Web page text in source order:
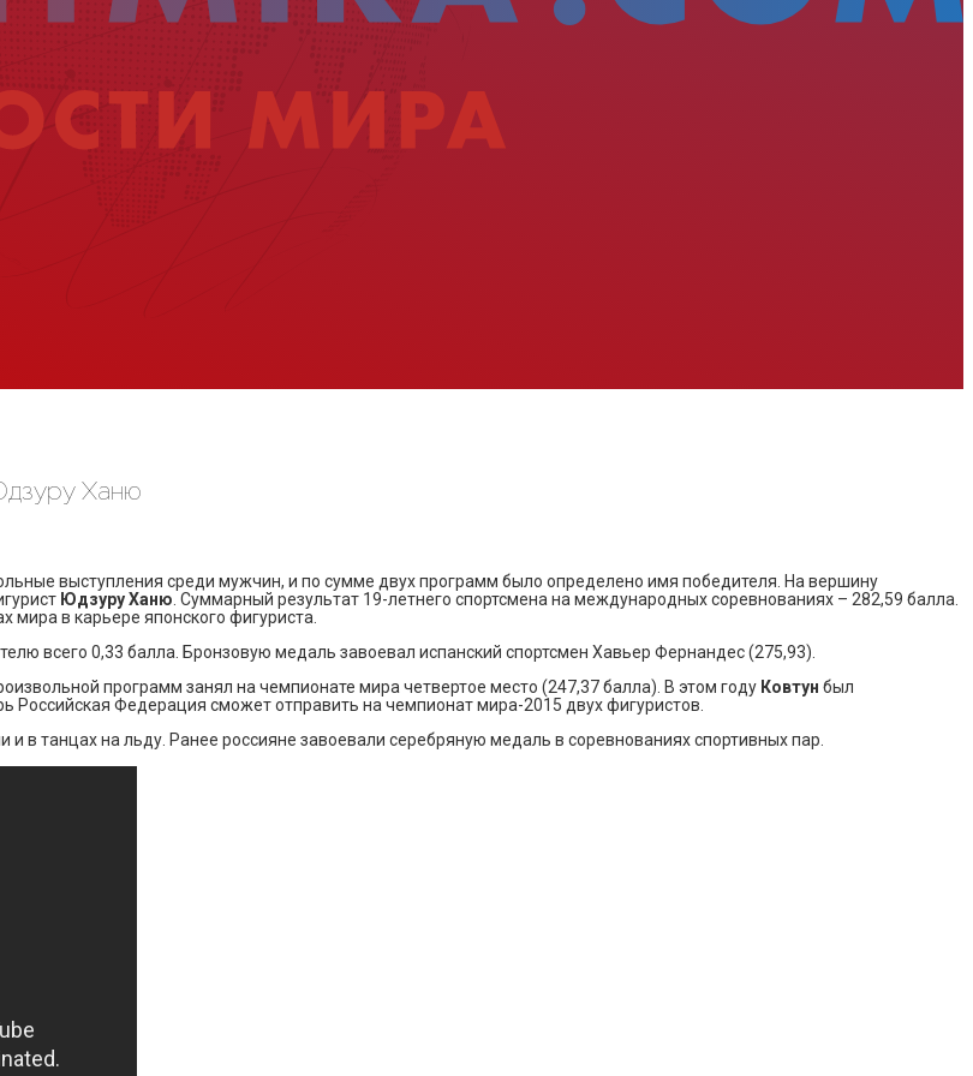
Ханю
выступления среди мужчин, и по сумме двух программ было определено имя победителя. На вершину
Юдзуру Ханю . Суммарный результат 19-летнего спортсмена на международных соревнованиях – 282,59 балла.
в карьере японского фигуриста.
всего 0,33 балла. Бронзовую медаль завоевал испанский спортсмен Хавьер Фернандес (275,93).
программ занял на чемпионате мира четвертое место (247,37 балла). В этом году Ковтун был
Российская Федерация сможет отправить на чемпионат мира-2015 двух фигуристов.
в танцах на льду. Ранее россияне завоевали серебряную медаль в соревнованиях спортивных пар.